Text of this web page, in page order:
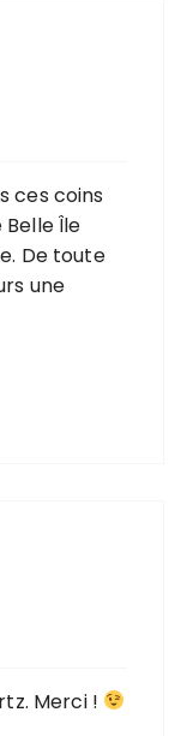
ces coins
Île
De toute
une
Merci !